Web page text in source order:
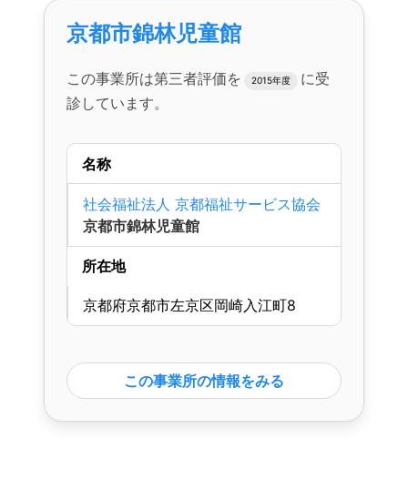
京都市錦林児童館
この事業所は第三者評価を 2015年度
に受
診しています。
名称
社会福祉法人 京都福祉サービス協会
京都市錦林児童館
所在地
京都府京都市左京区岡崎入江町8
この事業所の情報をみる